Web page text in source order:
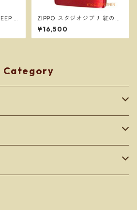
S
イズ
で
ZIPPO スタジオジブリ 紅の豚
ポルコ 赤 2 サボイア NZ-24
ジッポー オイルライター
¥16,500
Category